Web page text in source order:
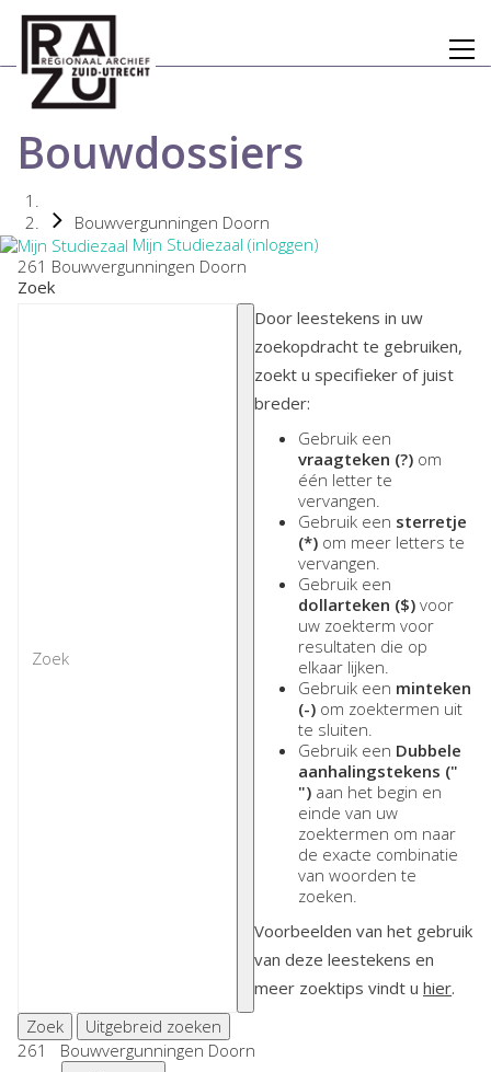
Bouwdossiers
Bouwvergunningen Doorn
Mijn Studiezaal (inloggen)
261 Bouwvergunningen Doorn
Zoek
Door leestekens in uw
zoekopdracht te gebruiken,
zoekt u specifieker of juist
breder:
Gebruik een
vraagteken (?) om
één letter te
vervangen.
Gebruik een sterretje
(*) om meer letters te
vervangen.
Gebruik een
dollarteken ($) voor
uw zoekterm voor
resultaten die op
elkaar lijken.
Gebruik een minteken
(-) om zoektermen uit
te sluiten.
Gebruik een Dubbele
aanhalingstekens ("
") aan het begin en
einde van uw
zoektermen om naar
de exacte combinatie
van woorden te
zoeken.
Voorbeelden van het gebruik
van deze leestekens en
meer zoektips vindt u hier.
Zoek
Uitgebreid zoeken
261 Bouwvergunningen Doorn